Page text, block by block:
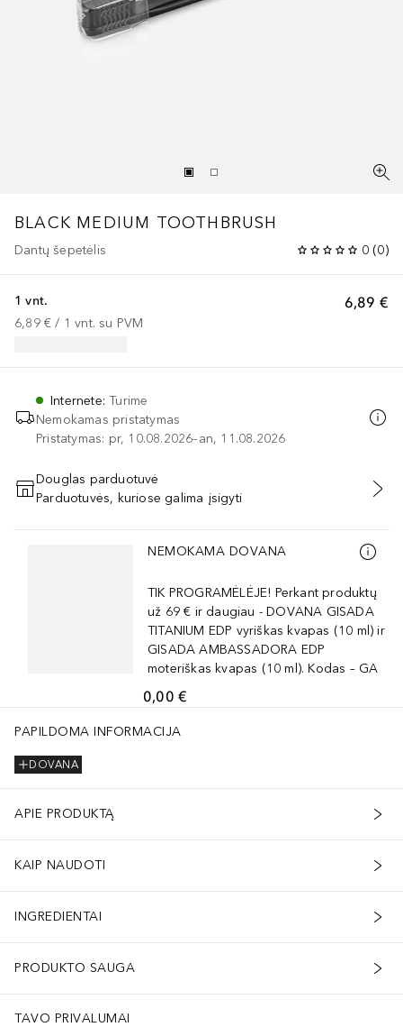
BLACK MEDIUM TOOTHBRUSH
Dantų šepetėlis 0 (0)
6,89 €
1 vnt.
6,89 € / 1 vnt. su PVM
Internete:Turime
Nemokamas pristatymas
Pristatymas: pr, 10.08.2026–an, 11.08.2026
PRIDĖTI Į KREPŠELĮ
Douglas parduotuvė
Parduotuvės, kuriose galima įsigyti
Praleisti slankiklį
NEMOKAMA DOVANA
TIK PROGRAMĖLĖJE! Perkant produktų
už 69 € ir daugiau - DOVANA GISADA
TITANIUM EDP vyriškas kvapas (10 ml) ir
GISADA AMBASSADORA EDP
moteriškas kvapas (10 ml). Kodas – GA
0,00 €
PAPILDOMA INFORMACIJA
DOVANA
APIE PRODUKTĄ
KAIP NAUDOTI
INGREDIENTAI
PRODUKTO SAUGA
TAVO PRIVALUMAI